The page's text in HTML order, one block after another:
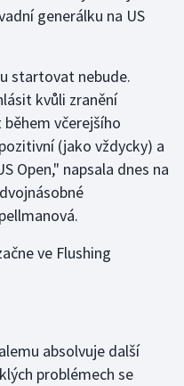
generálku na US
startovat nebude.
kvůli zranění
včerejšího
(jako vždycky) a
Open," napsala dnes na
ve Flushing
absolvuje další
problémech se